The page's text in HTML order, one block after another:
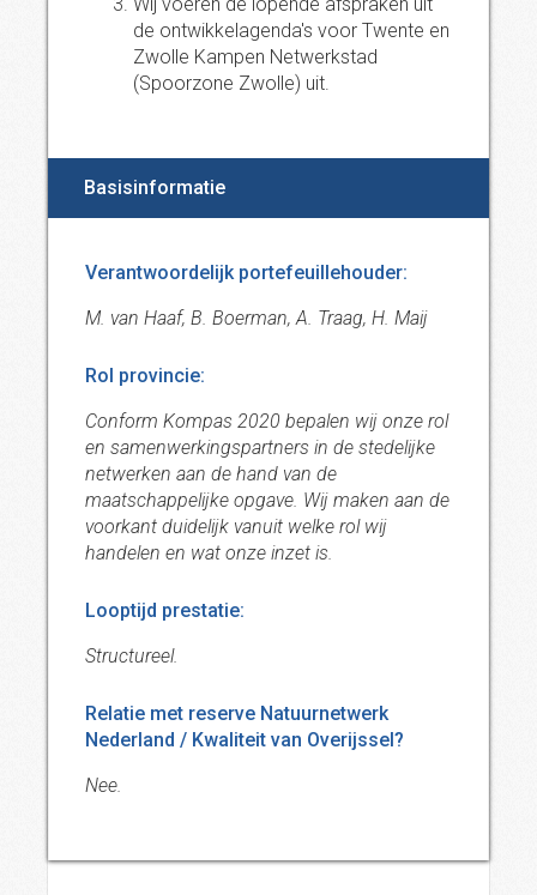
de ontwikkelagenda's voor Twente en
Zwolle Kampen Netwerkstad
(Spoorzone Zwolle) uit.
Basisinformatie
Verantwoordelijk portefeuillehouder:
M. van Haaf, B. Boerman, A. Traag, H. Maij
Rol provincie:
Conform Kompas 2020 bepalen wij onze rol
en samenwerkingspartners in de stedelijke
netwerken aan de hand van de
maatschappelijke opgave. Wij maken aan de
voorkant duidelijk vanuit welke rol wij
handelen en wat onze inzet is.
Looptijd prestatie:
Structureel.
Relatie met reserve Natuurnetwerk
Nederland / Kwaliteit van Overijssel?
Nee.